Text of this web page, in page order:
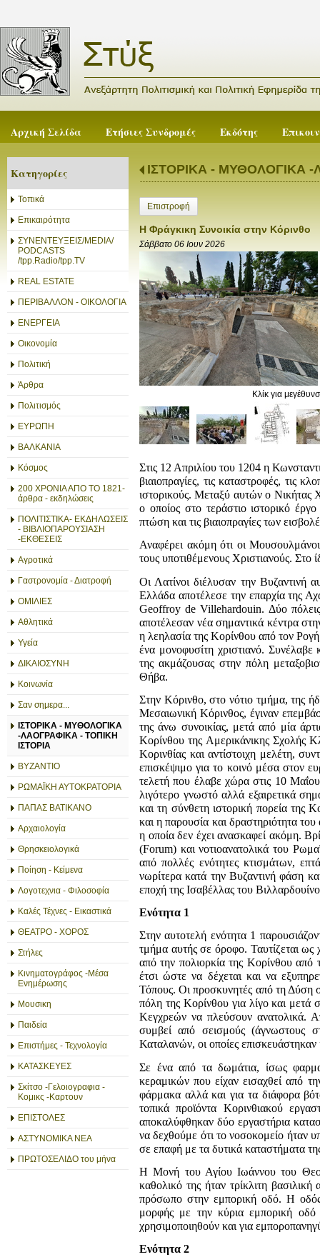
Αρχική Σελίδα Ετήσιες Συνδρομές Εκδότης
Κατηγορίες
Τοπικά
Επικαιρότητα
ΣΥΝΕΝΤΕΥΞΕΙΣ/MEDIA/
PODCASTS
/tpp.Radio/tpp.TV
REAL ESTATE
ΠΕΡΙΒΑΛΛΟΝ - ΟΙΚΟΛΟΓΙΑ
ΕΝΕΡΓΕΙΑ
Οικονομία
Πολιτική
Άρθρα
Πολιτισμός
ΕΥΡΩΠΗ
ΒΑΛΚΑΝΙΑ
Κόσμος
200 ΧΡΟΝΙΑ ΑΠΟ ΤΟ 1821-
άρθρα - εκδηλώσεις
ΠΟΛΙΤΙΣΤΙΚΑ- ΕΚΔΗΛΩΣΕΙΣ
- ΒΙΒΛΙΟΠΑΡΟΥΣΙΑΣΗ
-ΕΚΘΕΣΕΙΣ
Αγροτικά
Γαστρονομία - Διατροφή
ΟΜΙΛΙΕΣ
Αθλητικά
Υγεία
ΔΙΚΑΙΟΣΥΝΗ
Κοινωνία
Σαν σημερα...
ΙΣΤΟΡΙΚΑ - ΜΥΘΟΛΟΓΙΚΑ
-ΛΑΟΓΡΑΦΙΚΑ - ΤΟΠΙΚΗ
ΙΣΤΟΡΙΑ
ΒΥΖΑΝΤΙΟ
ΡΩΜΑΪΚΗ ΑΥΤΟΚΡΑΤΟΡΙΑ
ΠΑΠΑΣ ΒΑΤΙΚΑΝΟ
Αρχαιολογία
Θρησκειολογικά
Ποίηση - Κείμενα
Λογοτεχνια - Φιλοσοφία
Καλές Τέχνες - Εικαστικά
ΘΕΑΤΡΟ - ΧΟΡΟΣ
Στήλες
Κινηματογράφος -Μέσα
Ενημέρωσης
Μουσικη
Παιδεία
Επιστήμες - Τεχνολογία
ΚΑΤΑΣΚΕΥΕΣ
Σκίτσο -Γελοιογραφια -
Κομικς -Καρτουν
ΕΠΙΣΤΟΛΕΣ
ΑΣΤΥΝΟΜΙΚΑ ΝΕΑ
ΠΡΩΤΟΣΕΛΙΔΟ του μήνα
ΙΣΤΟΡΙΚΑ - ΜΥΘΟΛΟΓΙΚΑ -
Επιστροφή
Η Φράγκικη Συνοικία στην Κόρινθο
Σάββατο 06 Ιουν 2026
Κλίκ για
Στις 12 Απριλίου του 1204 η
βιαιοπραγίες, τις καταστροφές, τις
ιστορικούς. Μεταξύ αυτών ο Νικήτας
ο οποίος στο τεράστιο ιστορικό
πτώση και τις βιαιοπραγίες των
Αναφέρει ακόμη ότι οι
τους υποτιθέμενους Χριστιανούς. Στο
Οι Λατίνοι διέλυσαν την Βυζαντινή
Ελλάδα αποτέλεσε την επαρχία της
Geoffroy de Villehardouin. Δύο
αποτέλεσαν νέα σημαντικά κέντρα
η λεηλασία της Κορίνθου από τον
ένα μονοφυσίτη χριστιανό. Συνέλαβε
της ακμάζουσας στην πόλη
Θήβα.
Στην Κόρινθο, στο νότιο τμήμα, της
Μεσαιωνική Κόρινθος, έγιναν
της άνω συνοικίας, μετά από μία
Κορίνθου της Αμερικάνικης Σχολής
Κορινθίας και αντίστοιχη μελέτη,
επισκέψιμο για το κοινό μέσα στον
τελετή που έλαβε χώρα στις 10
λιγότερο γνωστό αλλά εξαιρετικά
και τη σύνθετη ιστορική πορεία της
και η παρουσία και δραστηριότητα
η οποία δεν έχει ανασκαφεί ακόμη.
(Forum) και νοτιοανατολικά του
από πολλές ενότητες κτισμάτων,
νωρίτερα κατά την Βυζαντινή φάση
εποχή της Ισαβέλλας του
Ενότητα 1
Στην αυτοτελή ενότητα 1
τμήμα αυτής σε όροφο. Ταυτίζεται
από την πολιορκία της Κορίνθου από
έτσι ώστε να δέχεται και να
Τόπους. Οι προσκυνητές από τη Δύση
πόλη της Κορίνθου για λίγο και μετά
Κεγχρεών να πλεύσουν ανατολικά.
συμβεί από σεισμούς (άγνωστους
Καταλανών, οι οποίες
Σε ένα από τα δωμάτια, ίσως
κεραμικών που είχαν εισαχθεί από
φάρμακα αλλά και για τα διάφορα
τοπικά προϊόντα Κορινθιακού
αποκαλύφθηκαν δύο εργαστήρια
να δεχθούμε ότι το νοσοκομείο ήταν
σε επαφή με τα δυτικά καταστήματα
Η Μονή του Αγίου Ιωάννου του
καθολικό της ήταν τρίκλιτη
πρόσωπο στην εμπορική οδό. Η οδός
μορφής με την κύρια εμπορική
χρησιμοποιηθούν και για
Ενότητα 2